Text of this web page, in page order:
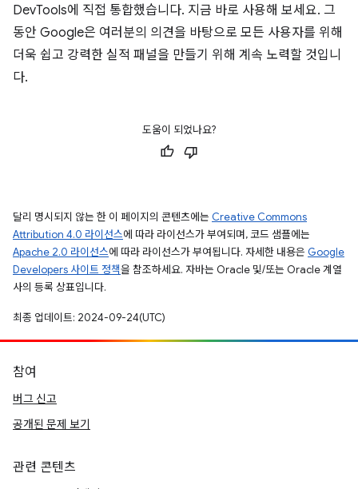
DevTools에 직접 통합했습니다. 지금 바로 사용해 보세요. 그
동안 Google은 여러분의 의견을 바탕으로 모든 사용자를 위해
더욱 쉽고 강력한 실적 패널을 만들기 위해 계속 노력할 것입니
다.
도움이 되었나요?
달리 명시되지 않는 한 이 페이지의 콘텐츠에는 Creative Commons
Attribution 4.0 라이선스에 따라 라이선스가 부여되며, 코드 샘플에는
Apache 2.0 라이선스에 따라 라이선스가 부여됩니다. 자세한 내용은 Google
Developers 사이트 정책을 참조하세요. 자바는 Oracle 및/또는 Oracle 계열
사의 등록 상표입니다.
최종 업데이트: 2024-09-24(UTC)
참여
버그 신고
공개된 문제 보기
관련 콘텐츠